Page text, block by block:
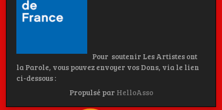
Pour soutenir Les Artistes ont
la Parole, vous pouvez envoyer vos Dons, via le lien
ci-dessous :
Propulsé par HelloAsso